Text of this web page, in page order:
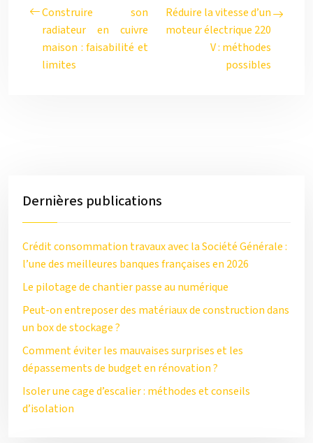
Construire son
radiateur en cuivre
maison : faisabilité et
limites
Réduire la vitesse d’un
moteur électrique 220
V : méthodes
possibles
Dernières publications
Crédit consommation travaux avec la Société Générale :
l’une des meilleures banques françaises en 2026
Le pilotage de chantier passe au numérique
Peut-on entreposer des matériaux de construction dans
un box de stockage ?
Comment éviter les mauvaises surprises et les
dépassements de budget en rénovation ?
Isoler une cage d’escalier : méthodes et conseils
d’isolation